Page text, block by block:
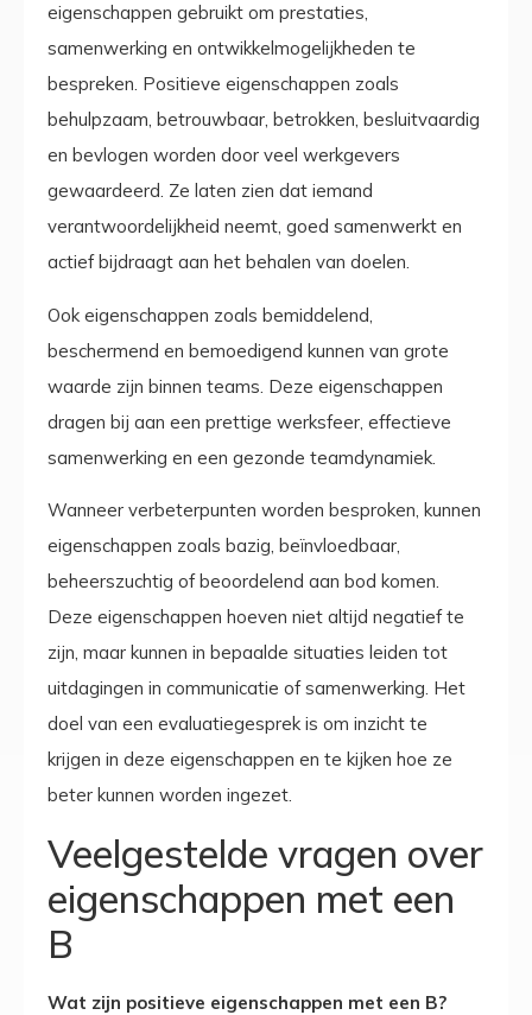
eigenschappen gebruikt om prestaties,
samenwerking en ontwikkelmogelijkheden te
bespreken. Positieve eigenschappen zoals
behulpzaam, betrouwbaar, betrokken, besluitvaardig
en bevlogen worden door veel werkgevers
gewaardeerd. Ze laten zien dat iemand
verantwoordelijkheid neemt, goed samenwerkt en
actief bijdraagt aan het behalen van doelen.
Ook eigenschappen zoals bemiddelend,
beschermend en bemoedigend kunnen van grote
waarde zijn binnen teams. Deze eigenschappen
dragen bij aan een prettige werksfeer, effectieve
samenwerking en een gezonde teamdynamiek.
Wanneer verbeterpunten worden besproken, kunnen
eigenschappen zoals bazig, beïnvloedbaar,
beheerszuchtig of beoordelend aan bod komen.
Deze eigenschappen hoeven niet altijd negatief te
zijn, maar kunnen in bepaalde situaties leiden tot
uitdagingen in communicatie of samenwerking. Het
doel van een evaluatiegesprek is om inzicht te
krijgen in deze eigenschappen en te kijken hoe ze
beter kunnen worden ingezet.
Veelgestelde vragen over
eigenschappen met een
B
Wat zijn positieve eigenschappen met een B?